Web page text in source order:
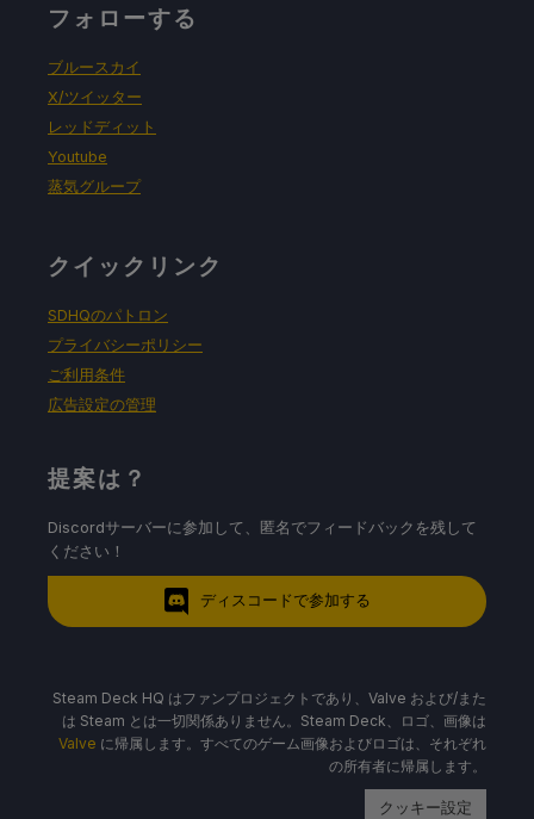
フォローする
ブルースカイ
X/ツイッター
レッドディット
Youtube
蒸気グループ
クイックリンク
SDHQのパトロン
プライバシーポリシー
ご利用条件
広告設定の管理
提案は？
Discordサーバーに参加して、匿名でフィードバックを残して
ください！
ディスコードで参加する
Steam Deck HQ はファンプロジェクトであり、Valve および/また
は Steam とは一切関係ありません。Steam Deck、ロゴ、画像は
Valve に帰属します。すべてのゲーム画像およびロゴは、それぞれ
の所有者に帰属します。
クッキー設定